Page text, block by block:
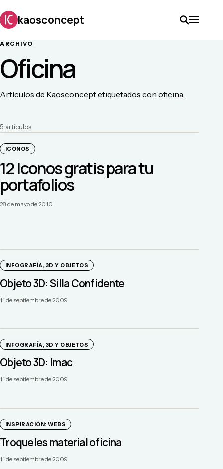
kaosconcept
ARCHIVO
Oficina
Artículos de Kaosconcept etiquetados con oficina.
5 artículos
ICONOS
12 Iconos gratis para tu
portafolios
28 de mayo de 2010
INFOGRAFÍA, 3D Y OBJETOS
Objeto 3D: Silla Confidente
11 de septiembre de 2009
INFOGRAFÍA, 3D Y OBJETOS
Objeto 3D: Imac
11 de septiembre de 2009
INSPIRACIÓN: WEBS
Troqueles material oficina
11 de septiembre de 2009